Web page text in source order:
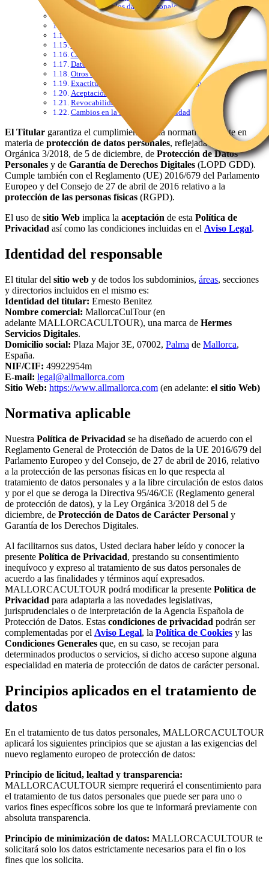
Seguridad de los datos personales
Plazo de conservación de tus datos
Contenido de otros sitios web
Legitimación para el tratamiento de datos
Categorías de datos personales
Datos obtenidos en la navegación Web
Otros destinatarios de datos personales
Exactitud y veracidad de los datos personales
Aceptación y consentimiento
Revocabilidad
Cambios en la Política de Privacidad
El Titular garantiza el cumplimiento de la normativa vigente en
materia de protección de datos personales, reflejada en la Ley
Orgánica 3/2018, de 5 de diciembre, de Protección de Datos
Personales y de Garantía de Derechos Digitales (LOPD GDD).
Cumple también con el Reglamento (UE) 2016/679 del Parlamento
Europeo y del Consejo de 27 de abril de 2016 relativo a la
protección de las personas físicas (RGPD).
El uso de sitio Web implica la aceptación de esta Política de
Privacidad así como las condiciones incluidas en el Aviso Legal.
Identidad del responsable
El titular del sitio web y de todos los subdominios, áreas, secciones
y directorios incluidos en el mismo es:
Identidad del titular: Ernesto Benitez
Nombre comercial: MallorcaCulTour (en
adelante MALLORCACULTOUR), una marca de Hermes
Servicios Digitales.
Domicilio social: Plaza Major 3E, 07002, Palma de Mallorca,
España.
NIF/CIF: 49922954m
E-mail: legal@allmallorca.com
Sitio Web: https://www.allmallorca.com (en adelante: el sitio Web)
Normativa aplicable
Nuestra Política de Privacidad se ha diseñado de acuerdo con el
Reglamento General de Protección de Datos de la UE 2016/679 del
Parlamento Europeo y del Consejo, de 27 de abril de 2016, relativo
a la protección de las personas físicas en lo que respecta al
tratamiento de datos personales y a la libre circulación de estos datos
y por el que se deroga la Directiva 95/46/CE (Reglamento general
de protección de datos), y la Ley Orgánica 3/2018 del 5 de
diciembre, de Protección de Datos de Carácter Personal y
Garantía de los Derechos Digitales.
Al facilitarnos sus datos, Usted declara haber leído y conocer la
presente Política de Privacidad, prestando su consentimiento
inequívoco y expreso al tratamiento de sus datos personales de
acuerdo a las finalidades y términos aquí expresados.
MALLORCACULTOUR podrá modificar la presente Política de
Privacidad para adaptarla a las novedades legislativas,
jurisprudenciales o de interpretación de la Agencia Española de
Protección de Datos. Estas condiciones de privacidad podrán ser
complementadas por el Aviso Legal, la Política de Cookies y las
Condiciones Generales que, en su caso, se recojan para
determinados productos o servicios, si dicho acceso supone alguna
especialidad en materia de protección de datos de carácter personal.
Principios aplicados en el tratamiento de
datos
En el tratamiento de tus datos personales, MALLORCACULTOUR
aplicará los siguientes principios que se ajustan a las exigencias del
nuevo reglamento europeo de protección de datos:
Principio de licitud, lealtad y transparencia:
MALLORCACULTOUR siempre requerirá el consentimiento para
el tratamiento de tus datos personales que puede ser para uno o
varios fines específicos sobre los que te informará previamente con
absoluta transparencia.
Principio de minimización de datos: MALLORCACULTOUR te
solicitará solo los datos estrictamente necesarios para el fin o los
fines que los solicita.